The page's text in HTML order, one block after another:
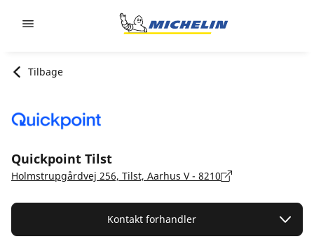
Tilbage
Quickpoint Tilst
Holmstrupgårdvej 256, Tilst, Aarhus V - 8210
Kontakt forhandler